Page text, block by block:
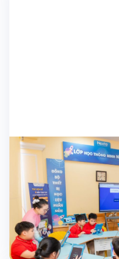
Học sinh
Nexta tiếp tục
thông minh đến
Ngày 24/3, Nexta vinh dự
tại Quận Hoàn Kiếm – sự
mới trong việc ứng dụng
“Giáo dục số – Cơ hội đột
[…]
26/03/2025